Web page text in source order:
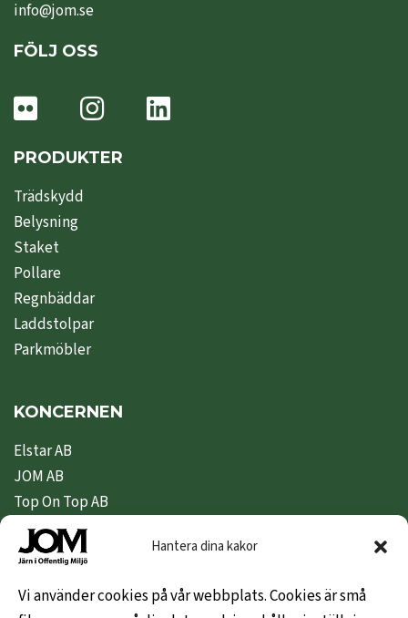
Hantera dina kakor
Vi använder cookies på vår webbplats. Cookies är små
info@jom.se
FÖLJ OSS
PRODUKTER
Trädskydd
Belysning
Staket
Pollare
Regnbäddar
Laddstolpar
Parkmöbler
KONCERNEN
Elstar AB
JOM AB
Top On Top AB
Nipeda AB
Nivex Topsafe AB